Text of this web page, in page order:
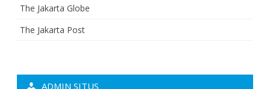
The Jakarta Globe
The Jakarta Post
ADMIN SITUS